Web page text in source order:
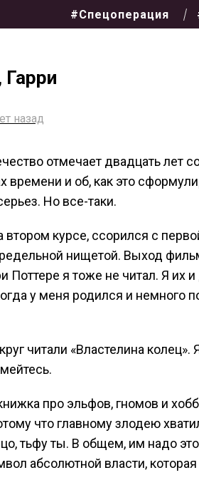
#Спецоперация
назад
отмечает двадцать лет
времени и об, как это
Но все-таки.
втором курсе, ссорился с
нищетой. Выход
Поттере я тоже не читал. Я их
у меня родился и немного
читали «Властелина колец».
про эльфов, гномов и
что главному злодею
тьфу ты. В общем, им надо
абсолютной власти,